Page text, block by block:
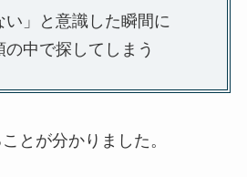
い」と意識した瞬間に
の中で探してしまう
とが分かりました。